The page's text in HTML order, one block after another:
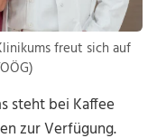
freut sich auf
steht bei Kaffee
zur Verfügung.